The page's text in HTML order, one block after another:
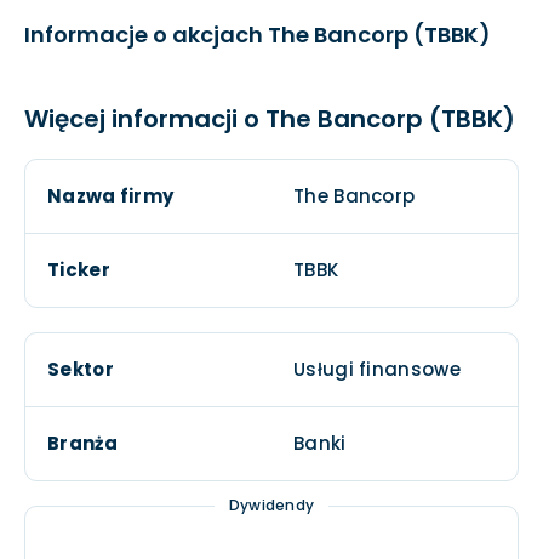
Informacje o akcjach The Bancorp (TBBK)
Więcej informacji o The Bancorp (TBBK)
Nazwa firmy The Bancorp
Ticker TBBK
Sektor Usługi finansowe
Branża Banki
Dywidendy